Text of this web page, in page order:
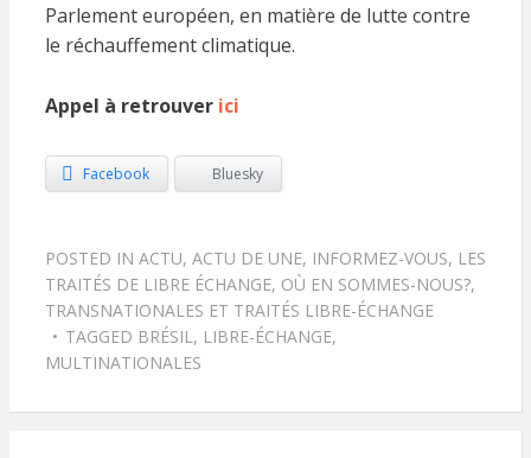
Parlement européen, en matière de lutte contre
le réchauffement climatique.
Appel à retrouver ici
Facebook Bluesky
POSTED IN ACTU, ACTU DE UNE, INFORMEZ-VOUS, LES
TRAITÉS DE LIBRE ÉCHANGE, OÙ EN SOMMES-NOUS?,
TRANSNATIONALES ET TRAITÉS LIBRE-ÉCHANGE
TAGGED BRÉSIL , LIBRE-ÉCHANGE,
MULTINATIONALES